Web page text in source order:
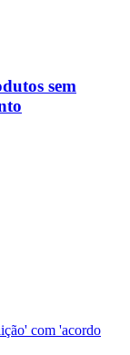
sem
com 'acordo